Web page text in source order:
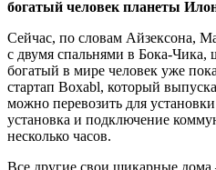
Сейчас, по словам Айзексона,
с двумя спальнями в Бока-Чика,
богатый в мире человек уже
стартап Boxabl, который
можно перевозить для
установка и подключение
несколько часов.
Все другие свои шикарные